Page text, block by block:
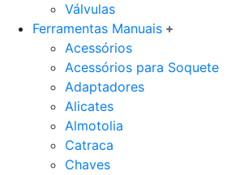
Válvulas
Ferramentas Manuais
Acessórios
Acessórios para Soquete
Adaptadores
Alicates
Almotolia
Catraca
Chaves